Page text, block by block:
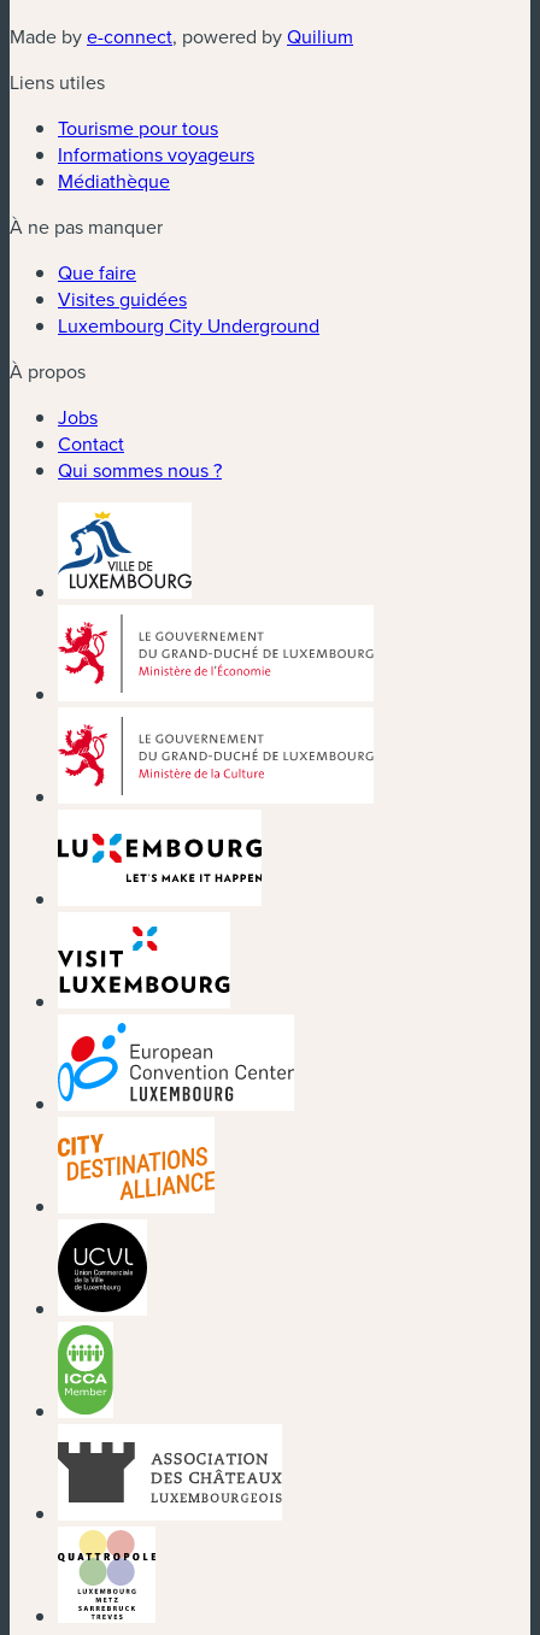
Made bye-connect(nouvelle fenêtre)
, powered byQuilium
Liens utiles
Tourisme pour tous
Informations voyageurs
Médiathèque
À ne pas manquer
Que faire
Visites guidées
Luxembourg City Underground
À propos
Jobs
Contact
Qui sommes nous ?